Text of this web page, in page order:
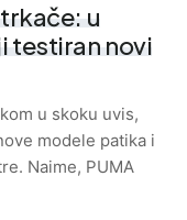
u
testiran novi
u skoku uvis,
modele patika i
Naime, PUMA